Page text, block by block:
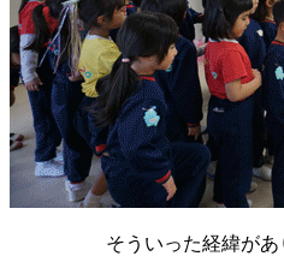
そういった経緯が